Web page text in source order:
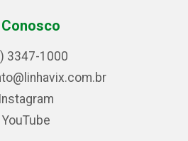
3347-1000
Instagram
YouTube